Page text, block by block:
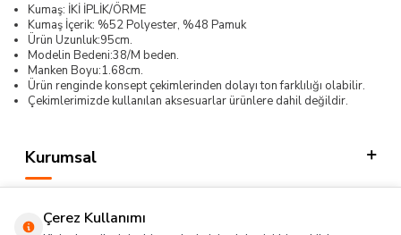
Kumaş: İKİ İPLİK/ÖRME
Kumaş İçerik: %52 Polyester, %48 Pamuk
Ürün Uzunluk:95cm.
Modelin Bedeni:38/M beden.
Manken Boyu:1.68cm.
Ürün renginde konsept çekimlerinden dolayı ton farklılığı olabilir.
Çekimlerimizde kullanılan aksesuarlar ürünlere dahil değildir.
Kurumsal
Çerez Kullanımı